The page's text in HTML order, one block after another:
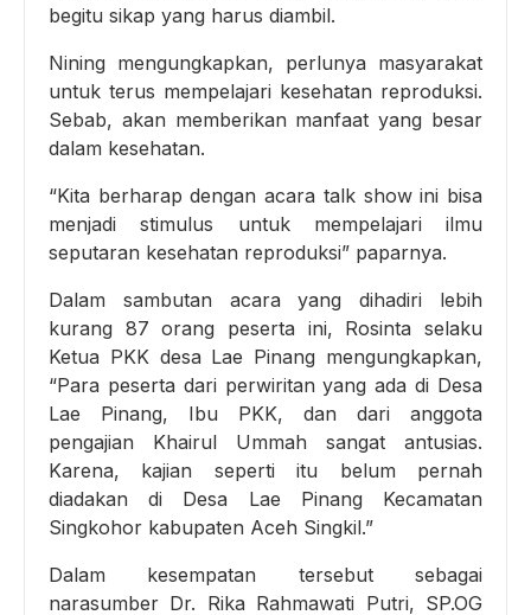
begitu sikap yang harus diambil.
Nining mengungkapkan, perlunya masyarakat
untuk terus mempelajari kesehatan reproduksi.
Sebab, akan memberikan manfaat yang besar
dalam kesehatan.
“Kita berharap dengan acara talk show ini bisa
menjadi stimulus untuk mempelajari ilmu
seputaran kesehatan reproduksi” paparnya.
Dalam sambutan acara yang dihadiri lebih
kurang 87 orang peserta ini, Rosinta selaku
Ketua PKK desa Lae Pinang mengungkapkan,
“Para peserta dari perwiritan yang ada di Desa
Lae Pinang, Ibu PKK, dan dari anggota
pengajian Khairul Ummah sangat antusias.
Karena, kajian seperti itu belum pernah
diadakan di Desa Lae Pinang Kecamatan
Singkohor kabupaten Aceh Singkil.”
Dalam kesempatan tersebut sebagai
narasumber Dr. Rika Rahmawati Putri, SP.OG